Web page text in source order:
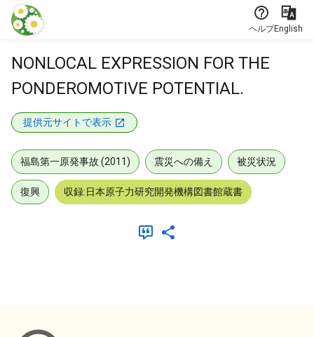
本文に飛ぶ
ヘルプEnglish
NONLOCAL EXPRESSION FOR THE
PONDEROMOTIVE POTENTIAL.
提供元サイトで表示
福島第一原発事故 (2011) 震災への備え 被災状況
復興 収録:日本原子力研究開発機構図書館蔵書